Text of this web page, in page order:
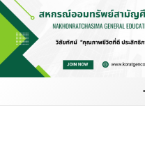
Skip
to
content